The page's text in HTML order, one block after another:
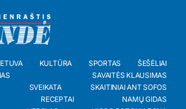
KULTŪRA SPORTAS
ŠEŠĖLIAI
SAVAITĖS KLAUSIMAS
SVEIKATA
SKAITINIAI ANT SOFOS
RECEPTAI
NAMŲ GIDAS